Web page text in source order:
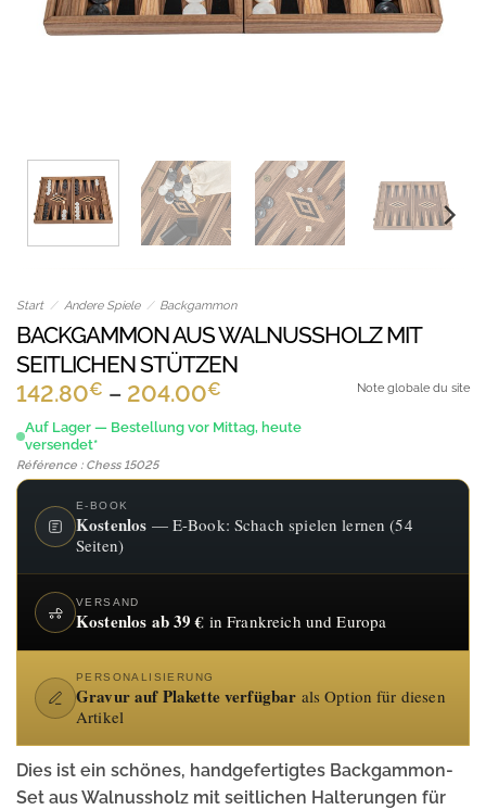
Start / Andere Spiele / Backgammon
BACKGAMMON AUS WALNUSSHOLZ MIT
SEITLICHEN STÜTZEN
142.80€ – 204.00€
Preisspanne:
142.80€
204.00€
Auf Lager — Bestellung vor Mittag, heute
versendet*
Référence : Chess 15025
Note globale du site
E-BOOK
Kostenlos — E-Book: Schach spielen lernen (54
Seiten)
VERSAND
Kostenlos ab 39 € in Frankreich und Europa
PERSONALISIERUNG
Gravur auf Plakette verfügbar als Option für diesen
Artikel
Dies ist ein schönes, handgefertigtes Backgammon-
Set aus Walnussholz mit seitlichen Halterungen für